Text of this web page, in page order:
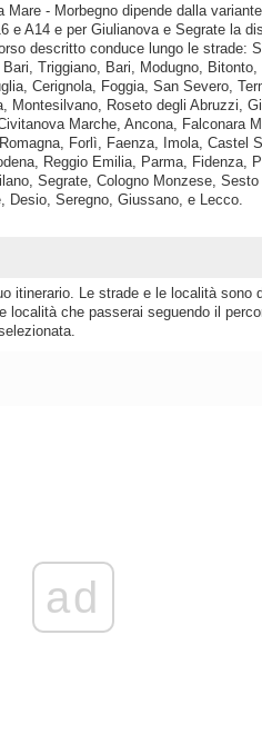
- Morbegno dipende dalla
e A14 e per Giulianova e Segrate la
descritto conduce lungo le strade:
Triggiano, Bari, Modugno,
Cerignola, Foggia, San Severo,
Montesilvano, Roseto degli Abruzzi,
Marche, Ancona, Falconara
Forlì, Faenza, Imola, Castel
Reggio Emilia, Parma, Fidenza,
Segrate, Cologno Monzese,
Desio, Seregno, Giussano, e Lecco.
itinerario. Le strade e le località sono
che passerai seguendo il
ad